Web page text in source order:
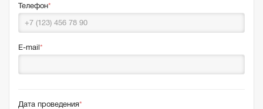
Телефон
E-mail
Дата проведения